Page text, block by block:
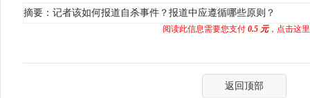
摘要：记者该如何报道自杀事件？报道中应遵循哪些原则？
阅读此信息需要您支付 0.5 元，点击这
返回顶部